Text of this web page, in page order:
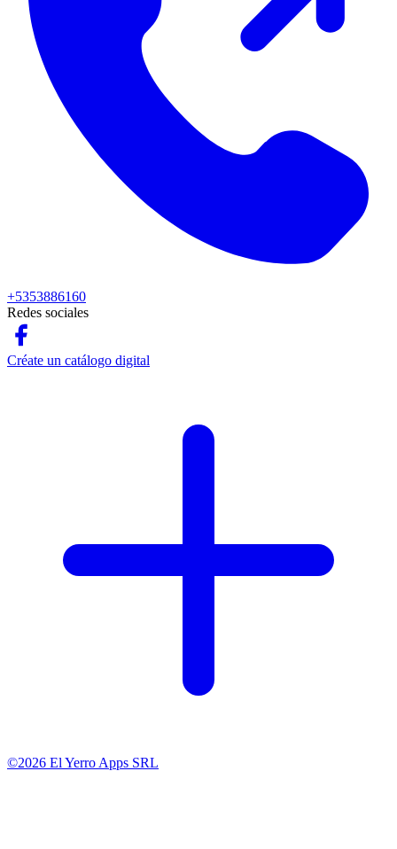
+5353886160
Redes sociales
Créate un catálogo digital
©2026 El Yerro Apps SRL